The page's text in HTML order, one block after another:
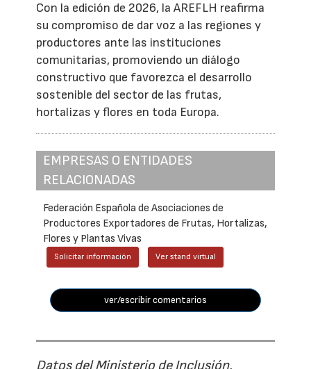
Con la edición de 2026, la AREFLH reafirma
su compromiso de dar voz a las regiones y
productores ante las instituciones
comunitarias, promoviendo un diálogo
constructivo que favorezca el desarrollo
sostenible del sector de las frutas,
hortalizas y flores en toda Europa.
EMPRESAS O ENTIDADES
RELACIONADAS
Federación Española de Asociaciones de
Productores Exportadores de Frutas, Hortalizas,
Flores y Plantas Vivas
Solicitar información Ver stand virtual
ver/escribir comentarios
Datos del Ministerio de Inclusión,